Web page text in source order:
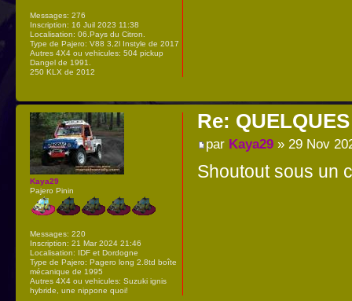
Messages: 276
Inscription: 16 Juil 2023 11:38
Localisation: 06.Pays du Citron.
Type de Pajero: V88 3,2l Instyle de 2017
Autres 4X4 ou vehicules: 504 pickup
Dangel de 1991.
250 KLX de 2012
Re:
par Kaya29» 29 Nov
Shoutout sous un
Kaya29
Pajero Pinin
Messages: 220
Inscription: 21 Mar 2024 21:46
Localisation: IDF et Dordogne
Type de Pajero: Pagero long 2.8td boîte
mécanique de 1995
Autres 4X4 ou vehicules: Suzuki ignis
hybride, une nippone quoi!